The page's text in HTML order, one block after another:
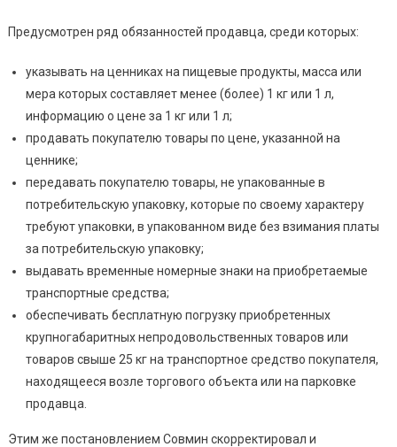
Предусмотрен ряд обязанностей продавца, среди которых:
указывать на ценниках на пищевые продукты, масса или
мера которых составляет менее (более) 1 кг или 1 л,
информацию о цене за 1 кг или 1 л;
продавать покупателю товары по цене, указанной на
ценнике;
передавать покупателю товары, не упакованные в
потребительскую упаковку, которые по своему характеру
требуют упаковки, в упакованном виде без взимания платы
за потребительскую упаковку;
выдавать временные номерные знаки на приобретаемые
транспортные средства;
обеспечивать бесплатную погрузку приобретенных
крупногабаритных непродовольственных товаров или
товаров свыше 25 кг на транспортное средство покупателя,
находящееся возле торгового объекта или на парковке
продавца.
Этим же постановлением Совмин скорректировал и